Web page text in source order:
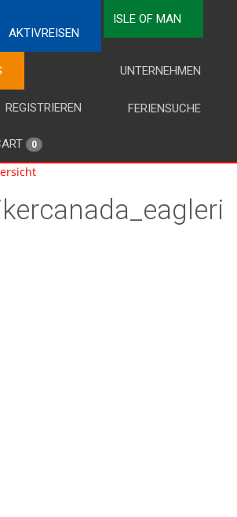
AKTIVREISEN
ISLE OF MAN
UNTERNEHMEN
FERIENSUCHE
REGISTRIEREN
0